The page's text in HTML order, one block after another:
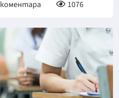
коментара 1076